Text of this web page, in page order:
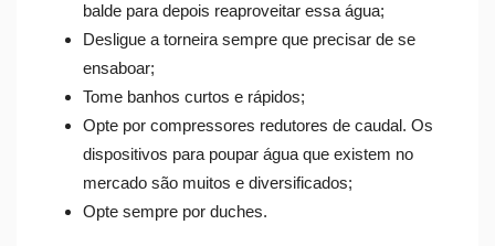
balde para depois reaproveitar essa água;
Desligue a torneira sempre que precisar de se
ensaboar;
Tome banhos curtos e rápidos;
Opte por compressores redutores de caudal. Os
dispositivos para poupar água que existem no
mercado são muitos e diversificados;
Opte sempre por duches.